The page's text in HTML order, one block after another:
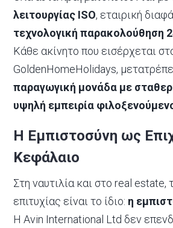
λειτουργίας ISO, εταιρική
τεχνολογική παρακολούθηση
Κάθε ακίνητο που εισέρχεται
GoldenHomeHolidays,
παραγωγική μονάδα με
υψηλή εμπειρία
Η Εμπιστοσύνη ως
Κεφάλαιο
Στη ναυτιλία και στο real estate,
επιτυχίας είναι το ίδιο: η
Η Avin International Ltd δεν